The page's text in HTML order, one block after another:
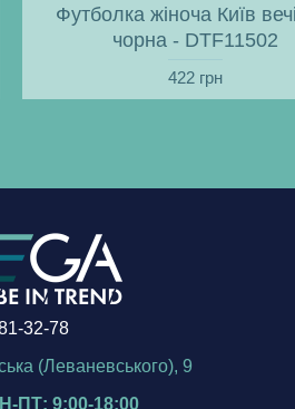
Футболка жіноча Київ
чорна - DTF11502
422 грн
32-78
(Леваневського), 9
ПТ: 9:00-18:00